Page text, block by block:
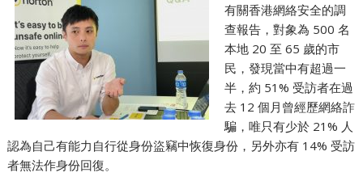
有關香港網絡安全的調
查報告，對象為 500 名
本地 20 至 65 歲的市
民，發現當中有超過一
半，約 51% 受訪者在過
去 12 個月曾經歷網絡詐
騙，唯只有少於 21% 人
認為自己有能力自行從身份盜竊中恢復身份，另外亦有 14% 受訪
者無法作身份回復。